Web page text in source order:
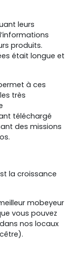
leurs
produits.
était longue et
à ces
très
téléchargé
des missions
la croissance
mobeyeur
vous pouvez
nos locaux